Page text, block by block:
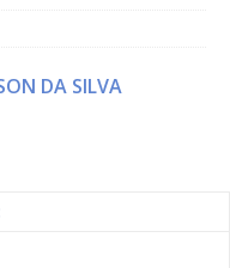
DA SILVA